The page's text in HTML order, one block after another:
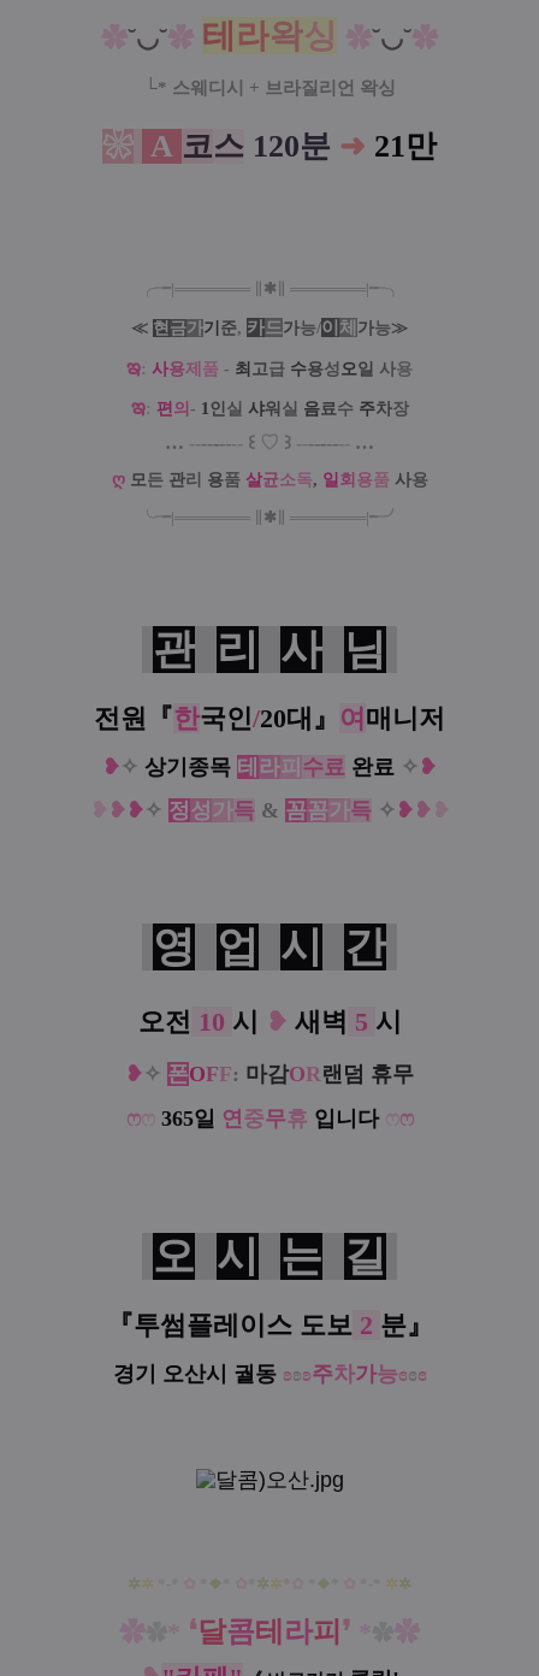
✿˘◡˘✿ 테 라왁싱 ✿˘◡˘✿
└* 스웨디시 + 브라질리언 왁싱
❀ A 코스 120분 ➜ 21만
╭╼|═══════ ✱ ═══════|╾╮
≪ 현 금가기 준, 카드 가능/이 체 가능≫
ఇ: 사용제 품 - 최 고급 수용성오일 사용
ఇ: 편의 - 1인실 샤워 실 음료수 주차장
… --------- ꒰ ♡ ꒱ --------- …
ღ 모든 관리 용품 살균소독, 일 회 용품 사용
╰╼|═══════ ✱ ═══════|╾╯
관 리 사 님
전원『한국인/20대 』 여 매니저
❥ ✧ 상기종목 테 라피 수료 완료 ✧ ❥
❥ ❥ ❥ ✧ 정성가득 & 꼼꼼가득 ✧ ❥ ❥ ❥
영 업 시 간
오전 10 시 ❥ 새벽 5 시
❥ ✧ 폰OFF: 마감OR랜덤 휴무
ෆෆ365일 연중무휴 입니다 ෆෆ
오 시 는 길
『투썸플레이스 도보2 분』
경기 오산시 궐동 ʚʚʚ주차가능ɞɞɞ
✲✲ ❖ ✲✲ ❖ ✲✲
✿ * ❛달콤테 라피 ❜ *
✿